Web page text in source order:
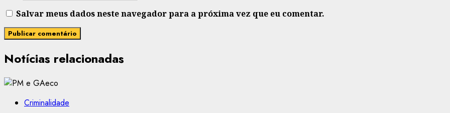
Salvar meus dados neste navegador para a próxima vez que eu comentar.
Notícias relacionadas
Criminalidade